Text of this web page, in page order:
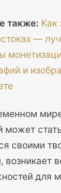
также: Как
—
и
может
своими
возникает
для